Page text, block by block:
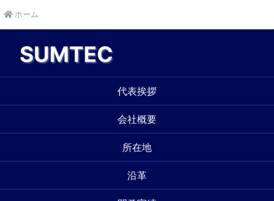
ホーム
代表挨拶
会社概要
所在地
沿革